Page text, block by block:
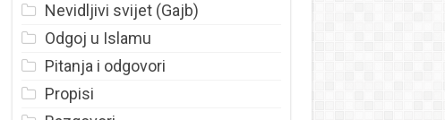
Nevidljivi svijet (Gajb)
Odgoj u Islamu
Pitanja i odgovori
Propisi